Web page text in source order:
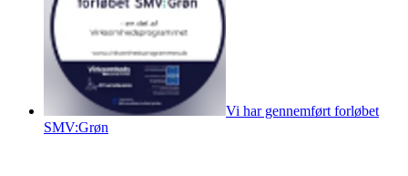
Vi har gennemført forløbet
SMV:Grøn